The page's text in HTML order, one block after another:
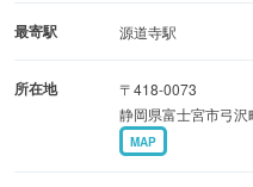
ん！
何が登場するかはお楽しみ
期間限定でご提供する特
最寄駅 源道寺駅
所在地
〒418-0073
静岡県富士宮市弓
MAP